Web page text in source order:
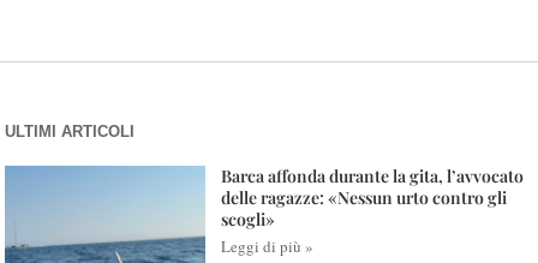
ULTIMI ARTICOLI
Barca affonda durante la gita, l’avvocato
delle ragazze: «Nessun urto contro gli
scogli»
Leggi di più »